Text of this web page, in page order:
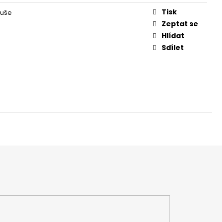
Tisk
Zeptat se
Hlídat
Sdílet
KUŠÍ 16" - 1 KS